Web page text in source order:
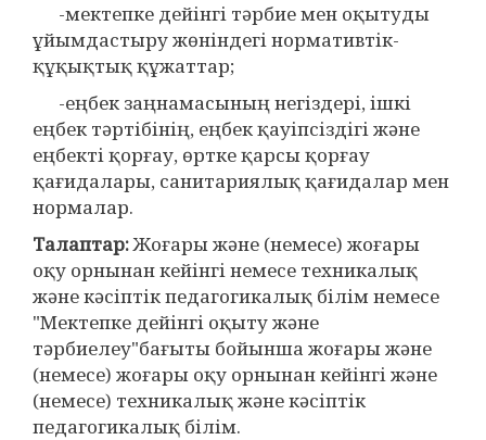
-мектепке дейінгі тәрбие мен оқытуды
ұйымдастыру жөніндегі нормативтік-
құқықтық құжаттар;
-еңбек заңнамасының негіздері, ішкі
еңбек тәртібінің, еңбек қауіпсіздігі және
еңбекті қорғау, өртке қарсы қорғау
қағидалары, санитариялық қағидалар мен
нормалар.
Талаптар:Жоғары және (немесе) жоғары
оқу орнынан кейінгі немесе техникалық
және кәсіптік педагогикалық білім немесе
"Мектепке дейінгі оқыту және
тәрбиелеу"бағыты бойынша жоғары және
(немесе) жоғары оқу орнынан кейінгі және
(немесе) техникалық және кәсіптік
педагогикалық білім.